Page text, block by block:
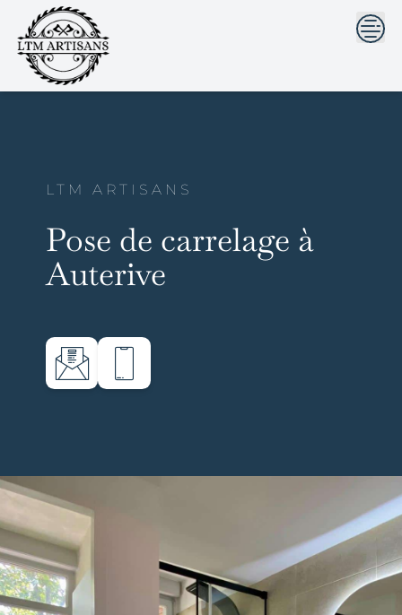
```html```
content
LTM ARTISANS
Pose de carrelage à
Auterive